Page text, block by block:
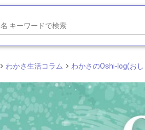
わかさ生活コラム わかさのOshi-log(お